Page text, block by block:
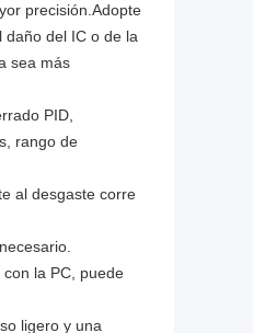
precisión.Adopte
daño del IC o de la
sea más
PID,
rango de
al desgaste corre
la PC, puede
ligero y una